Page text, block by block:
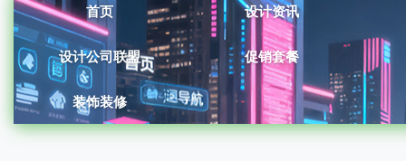
首页 设计资讯
设计公司联盟 促销套餐
装饰装修